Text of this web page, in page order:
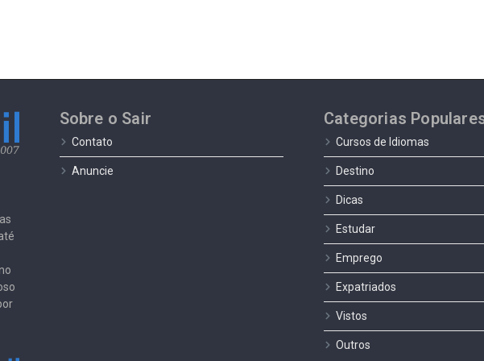
Sobre o Sair
Contato
Anuncie
Categorias
Cursos de Idiomas
Destino
Dicas
Estudar
Emprego
Expatriados
Vistos
Outros